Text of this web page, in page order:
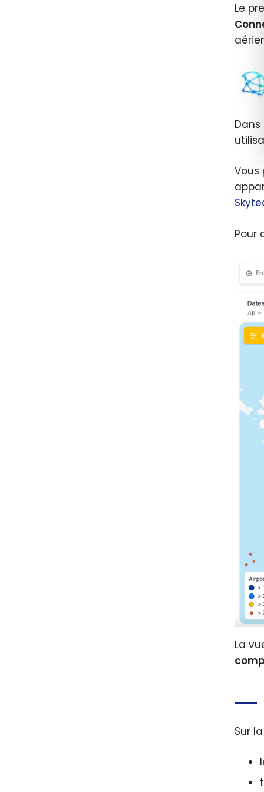
Le
Pour
La
Sur